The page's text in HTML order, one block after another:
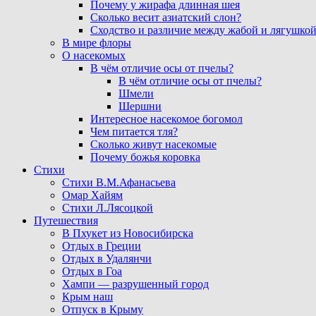
Почему у жирафа длинная шея
Сколько весит азиатский слон?
Сходство и различие между жабой и лягушкой
В мире флоры
О насекомых
В чём отличие осы от пчелы?
В чём отличие осы от пчелы?
Шмели
Шершни
Интересное насекомое богомол
Чем питается тля?
Сколько живут насекомые
Почему божья коровка
Стихи
Стихи В.М.Афанасьева
Омар Хайям
Стихи Л.Лясоцкой
Путешествия
В Пхукет из Новосибирска
Отдых в Греции
Отдых в Удалянчи
Отдых в Гоа
Хампи — разрушенный город
Крым наш
Отпуск в Крыму